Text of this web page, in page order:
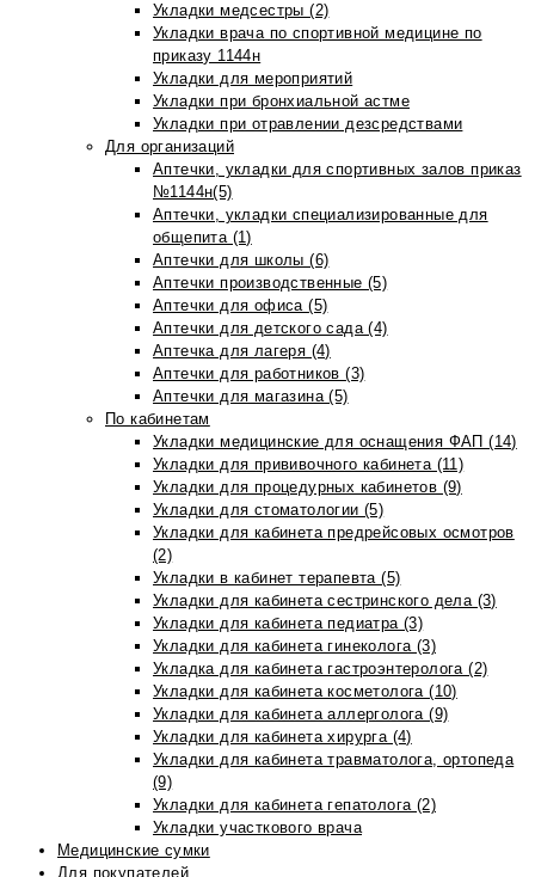
Укладки медсестры (2)
Укладки врача по спортивной медицине по
приказу 1144н
Укладки для мероприятий
Укладки при бронхиальной астме
Укладки при отравлении дезсредствами
Для организаций
Аптечки, укладки для спортивных залов приказ
№1144н(5)
Аптечки, укладки специализированные для
общепита (1)
Аптечки для школы (6)
Аптечки производственные (5)
Аптечки для офиса (5)
Аптечки для детского сада (4)
Аптечка для лагеря (4)
Аптечки для работников (3)
Аптечки для магазина (5)
По кабинетам
Укладки медицинские для оснащения ФАП (14)
Укладки для прививочного кабинета (11)
Укладки для процедурных кабинетов (9)
Укладки для стоматологии (5)
Укладки для кабинета предрейсовых осмотров
(2)
Укладки в кабинет терапевта (5)
Укладки для кабинета сестринского дела (3)
Укладки для кабинета педиатра (3)
Укладки для кабинета гинеколога (3)
Укладка для кабинета гастроэнтеролога (2)
Укладки для кабинета косметолога (10)
Укладки для кабинета аллерголога (9)
Укладки для кабинета хирурга (4)
Укладки для кабинета травматолога, ортопеда
(9)
Укладки для кабинета гепатолога (2)
Укладки участкового врача
Медицинские сумки
Для покупателей